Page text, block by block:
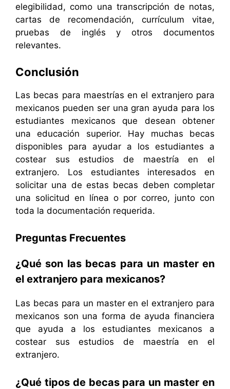
elegibilidad, como una transcripción de notas,
cartas de recomendación, currículum vitae,
pruebas de inglés y otros documentos
relevantes.
Conclusión
Las becas para maestrías en el extranjero para
mexicanos pueden ser una gran ayuda para los
estudiantes mexicanos que desean obtener
una educación superior. Hay muchas becas
disponibles para ayudar a los estudiantes a
costear sus estudios de maestría en el
extranjero. Los estudiantes interesados en
solicitar una de estas becas deben completar
una solicitud en línea o por correo, junto con
toda la documentación requerida.
Preguntas Frecuentes
¿Qué son las becas para un master en
el extranjero para mexicanos?
Las becas para un master en el extranjero para
mexicanos son una forma de ayuda financiera
que ayuda a los estudiantes mexicanos a
costear sus estudios de maestría en el
extranjero.
¿Qué tipos de becas para un master en